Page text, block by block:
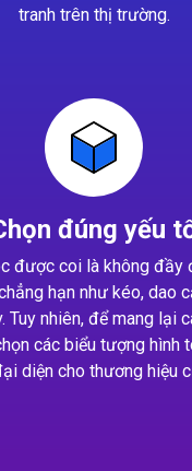
tranh trên thị trường.
đúng yếu
được coi là không đầy
hạn như kéo, dao
Tuy nhiên, để mang lại
các biểu tượng hình
diện cho thương hiệu